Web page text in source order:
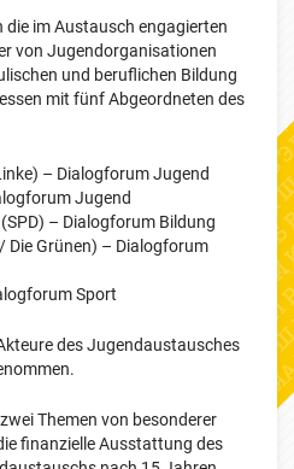
im Austausch engagierten
von Jugendorganisationen
und beruflichen Bildung
mit fünf Abgeordneten des
– Dialogforum Jugend
Jugend
– Dialogforum Bildung
Die Grünen) – Dialogforum
Sport
des Jugendaustausches
Themen von besonderer
finanzielle Ausstattung des